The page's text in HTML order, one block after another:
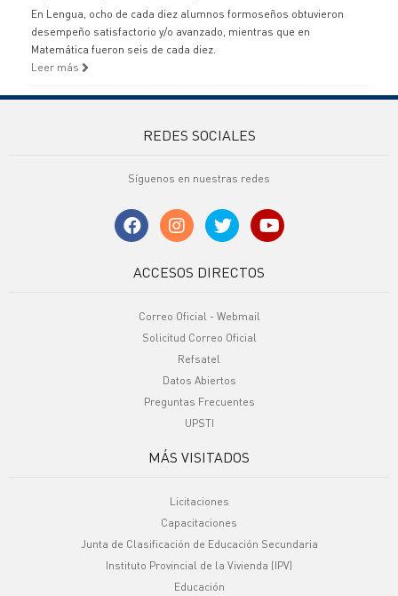
En Lengua, ocho de cada diez alumnos formoseños obtuvieron
desempeño satisfactorio y/o avanzado, mientras que en
Matemática fueron seis de cada diez.
Leer más
REDES SOCIALES
Síguenos en nuestras redes
ACCESOS DIRECTOS
Correo Oficial - Webmail
Solicitud Correo Oficial
Refsatel
Datos Abiertos
Preguntas Frecuentes
UPSTI
MÁS VISITADOS
Licitaciones
Capacitaciones
Junta de Clasificación de Educación Secundaria
Instituto Provincial de la Vivienda (IPV)
Educación